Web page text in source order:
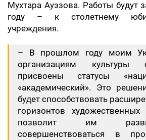
Мухтара Ауэзова. Работы будут
году – к столетнему
учреждения.
– В прошлом году моим
организациям
присвоены статусы
«академический». Это
будет способствовать
горизонтов
позволит им
совершенствоваться в